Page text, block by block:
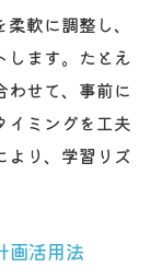
軟に調整し、
します。たとえ
わせて、事前に
イミングを工夫
より、学習リズ
画活用法